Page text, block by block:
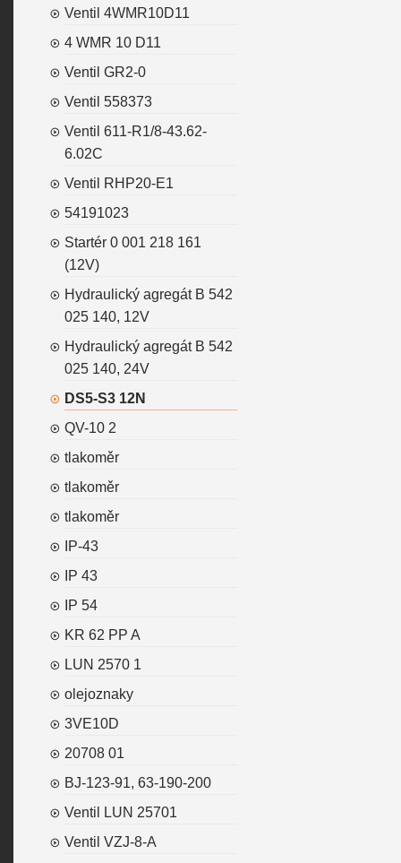
Ventil 4WMR10D11
4 WMR 10 D11
Ventil GR2-0
Ventil 558373
Ventil 611-R1/8-43.62-
6.02C
Ventil RHP20-E1
54191023
Startér 0 001 218 161
(12V)
Hydraulický agregát B 542
025 140, 12V
Hydraulický agregát B 542
025 140, 24V
DS5-S3 12N
QV-10 2
tlakoměr
tlakoměr
tlakoměr
IP-43
IP 43
IP 54
KR 62 PP A
LUN 2570 1
olejoznaky
3VE10D
20708 01
BJ-123-91, 63-190-200
Ventil LUN 25701
Ventil VZJ-8-A